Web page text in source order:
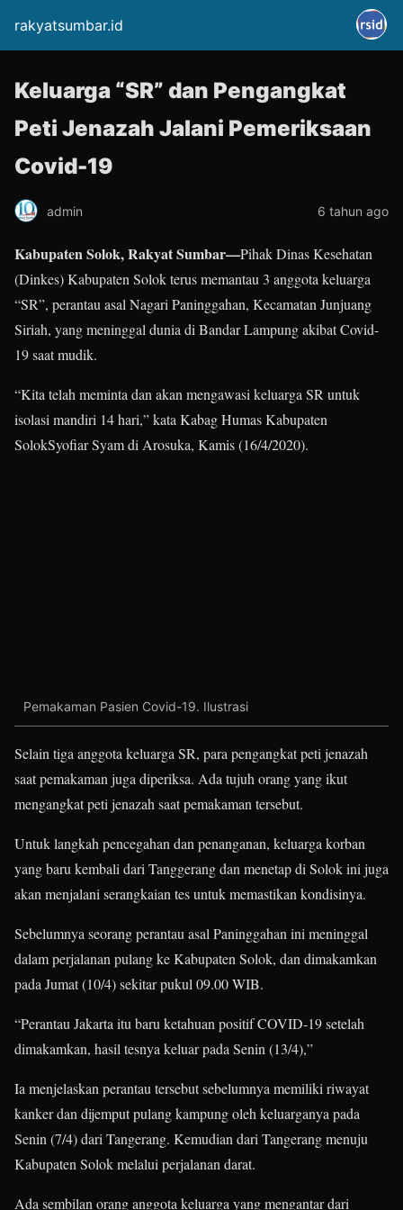
rakyatsumbar.id
Keluarga “SR” dan Pengangkat
Peti Jenazah Jalani Pemeriksaan
Covid-19
admin 6 tahun ago
Kabupaten Solok, Rakyat Sumbar—Pihak Dinas Kesehatan
(Dinkes) Kabupaten Solok terus memantau 3 anggota keluarga
“SR”, perantau asal Nagari Paninggahan, Kecamatan Junjuang
Siriah, yang meninggal dunia di Bandar Lampung akibat Covid-
19 saat mudik.
“Kita telah meminta dan akan mengawasi keluarga SR untuk
isolasi mandiri 14 hari,” kata Kabag Humas Kabupaten
SolokSyofiar Syam di Arosuka, Kamis (16/4/2020).
Pemakaman Pasien Covid-19. Ilustrasi
Selain tiga anggota keluarga SR, para pengangkat peti jenazah
saat pemakaman juga diperiksa. Ada tujuh orang yang ikut
mengangkat peti jenazah saat pemakaman tersebut.
Untuk langkah pencegahan dan penanganan, keluarga korban
yang baru kembali dari Tanggerang dan menetap di Solok ini juga
akan menjalani serangkaian tes untuk memastikan kondisinya.
Sebelumnya seorang perantau asal Paninggahan ini meninggal
dalam perjalanan pulang ke Kabupaten Solok, dan dimakamkan
pada Jumat (10/4) sekitar pukul 09.00 WIB.
“Perantau Jakarta itu baru ketahuan positif COVID-19 setelah
dimakamkan, hasil tesnya keluar pada Senin (13/4),”
Ia menjelaskan perantau tersebut sebelumnya memiliki riwayat
kanker dan dijemput pulang kampung oleh keluarganya pada
Senin (7/4) dari Tangerang. Kemudian dari Tangerang menuju
Kabupaten Solok melalui perjalanan darat.
Ada sembilan orang anggota keluarga yang mengantar dari